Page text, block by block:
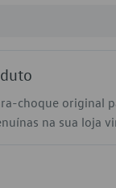
choque original
na sua loja